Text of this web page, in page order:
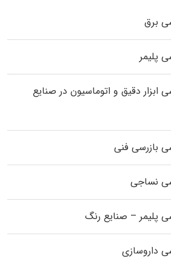
برق
پلیمر
ابزار دقیق و اتوماسیون در صنایع
بازرسی فنی
نساجی
پلیمر – صنایع رنگ
داروسازی